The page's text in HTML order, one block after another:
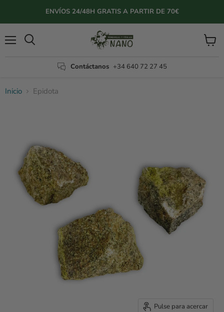
ENVÍOS 24/48H GRATIS A PARTIR DE 70€
Contáctanos +34 640 72 27 45
Ver
Inicio Epidota
Pulse para acercar